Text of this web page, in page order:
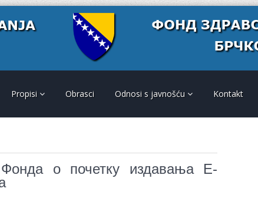
Propisi Obrasci Odnosi s javnošću Kontakt
о почетку издавања Е-